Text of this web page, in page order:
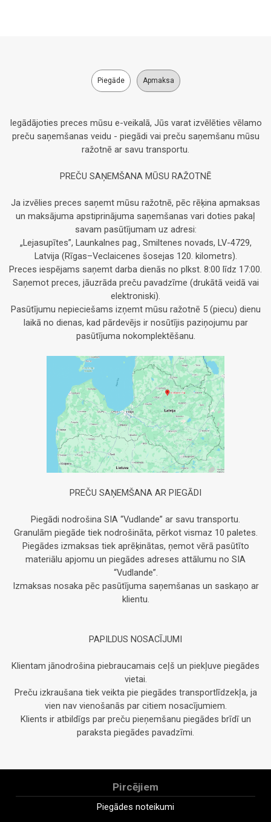
Piegāde Apmaksa
Iegādājoties preces mūsu e-veikalā, Jūs varat izvēlēties vēlamo
preču saņemšanas veidu - piegādi vai preču saņemšanu mūsu
ražotnē ar savu transportu.
PREČU SAŅEMŠANA MŪSU RAŽOTNĒ
Ja izvēlies preces saņemt mūsu ražotnē, pēc rēķina apmaksas
un maksājuma apstiprinājuma saņemšanas vari doties pakaļ
savam pasūtījumam uz adresi:
„Lejasupītes”, Launkalnes pag., Smiltenes novads, LV-4729,
Latvija (Rīgas–Veclaicenes šosejas 120. kilometrs).
Preces iespējams saņemt darba dienās no plkst. 8:00 līdz 17:00.
Saņemot preces, jāuzrāda preču pavadzīme (drukātā veidā vai
elektroniski).
Pasūtījumu nepieciešams izņemt mūsu ražotnē 5 (piecu) dienu
laikā no dienas, kad pārdevējs ir nosūtījis paziņojumu par
pasūtījuma nokomplektēšanu.
PREČU SAŅEMŠANA AR PIEGĀDI
Piegādi nodrošina SIA “Vudlande” ar savu transportu.
Granulām piegāde tiek nodrošināta, pērkot vismaz 10 paletes.
Piegādes izmaksas tiek aprēķinātas, ņemot vērā pasūtīto
materiālu apjomu un piegādes adreses attālumu no SIA
“Vudlande”.
Izmaksas nosaka pēc pasūtījuma saņemšanas un saskaņo ar
klientu.
PAPILDUS NOSACĪJUMI
Klientam jānodrošina piebraucamais ceļš un piekļuve piegādes
vietai.
Preču izkraušana tiek veikta pie piegādes transportlīdzekļa, ja
vien nav vienošanās par citiem nosacījumiem.
Klients ir atbildīgs par preču pieņemšanu piegādes brīdī un
paraksta piegādes pavadzīmi.
Pircējiem
Piegādes noteikumi